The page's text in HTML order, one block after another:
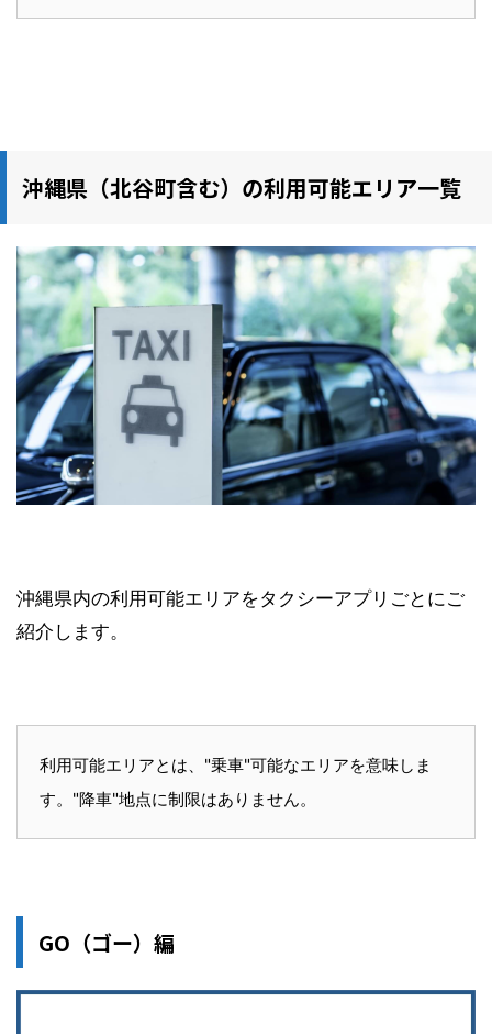
沖縄県（北谷町含む）の利用可能エリア一覧
沖縄県内の利用可能エリアをタクシーアプリごとにご
紹介します。
利用可能エリアとは、"乗車"可能なエリアを意味しま
す。"降車"地点に制限はありません。
GO（ゴー）編